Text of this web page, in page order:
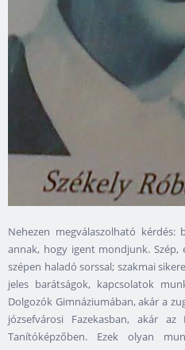
Nehezen megválaszolható
annak, hogy igent mondjunk. Szép,
szépen haladó sorssal; szakmai
jeles barátságok, kapcsolatok
Dolgozók Gimnáziumában, akár a
józsefvárosi Fazekasban, akár
Tanítóképzőben. Ezek olyan